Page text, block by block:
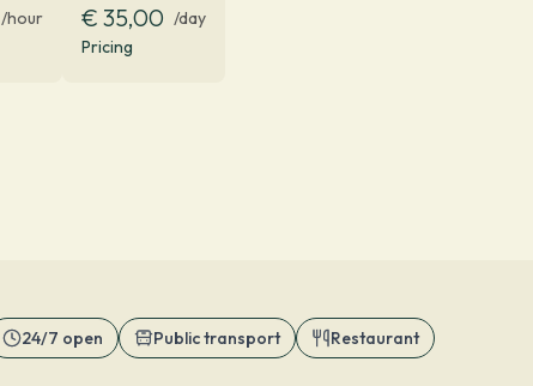
/hour
€ 35,00 /day
Pricing
24/7 open Public transport Restaurant